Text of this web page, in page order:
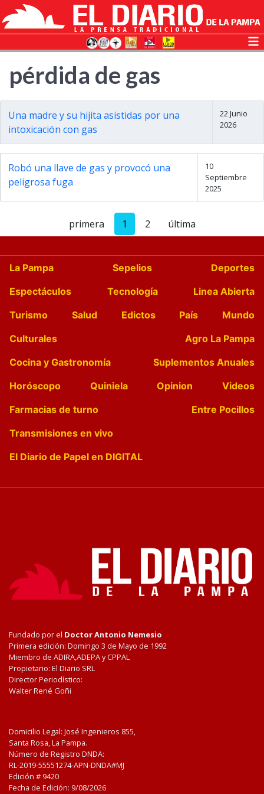
pérdida de gas
Una madre y su hijita asistidas por una
intoxicación con gas
22 Junio
2026
Robó una llave de gas y provocó una
peligrosa fuga
10
Septiembre
2025
primera 1 2 última
La Pampa Sepelios
Deportes
Espectáculos
Tecnología
Linea Abierta
Turismo
Salud Edictos País
Mundo
Culturales
Agro La Pampa
Cocina y Gastronomía
Suplementos Anuales
Horóscopo
Quiniela Opinion
Videos
Farmacias de turno
Entre Pocillos
Transmisiones en vivo
El Diario de Papel en DIGITAL
Fundado por el Doctor Antonio Nemesio
Primera edición: Domingo 3 de Mayo de 1992
Miembro de ADIRA,ADEPA y CPPAL
Propietario: El Diario SRL
Director Periodístico:
Walter René Goñi
Domicilio Legal: José Ingenieros 855,
Santa Rosa, La Pampa.
Número de Registro DNDA:
RL-2019-55551274-APN-DNDA#MJ
Edición # 9420
Fecha de Edición: 9/08/2026